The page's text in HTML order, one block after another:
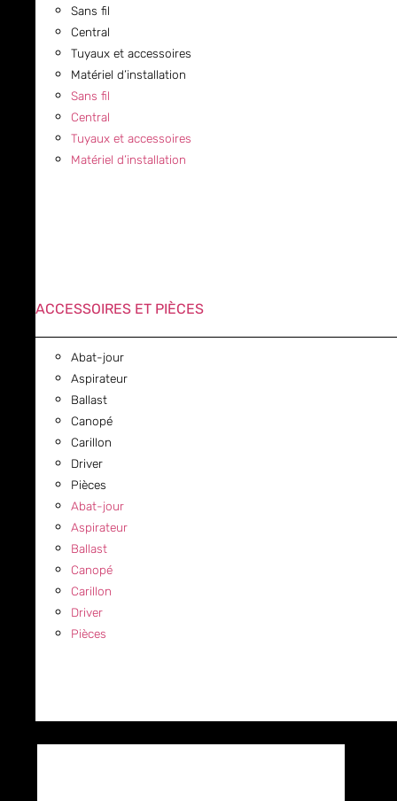
Sans fil
Central
Tuyaux et accessoires
Matériel d’installation
Sans fil
Central
Tuyaux et accessoires
Matériel d’installation
ACCESSOIRES ET PIÈCES
Abat-jour
Aspirateur
Ballast
Canopé
Carillon
Driver
Pièces
Abat-jour
Aspirateur
Ballast
Canopé
Carillon
Driver
Pièces